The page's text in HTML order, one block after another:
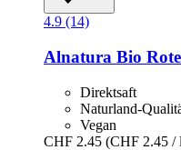
4.9 (14)
Alnatura Bio
Direktsaft
Naturland-
Vegan
CHF 2.45 (CHF 2.45 /